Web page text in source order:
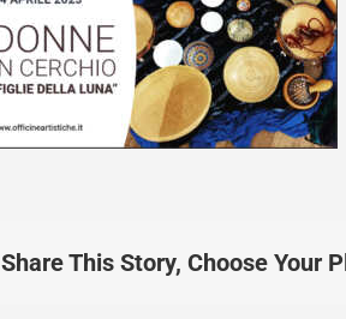
Share This Story, Choose Your